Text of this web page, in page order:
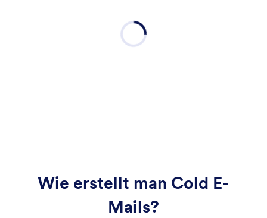
Wie erstellt man Cold E-
Mails?